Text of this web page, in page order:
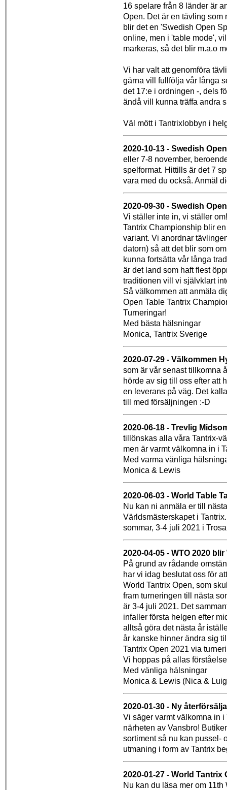
16 spelare från 8 länder är
Open. Det är en tävling som
blir det en 'Swedish Open
online, men i 'table mode',
markeras, så det blir m.a.o
Vi har valt att genomföra
gärna vill fullfölja vår långa
det 17:e i ordningen -, dels
ändå vill kunna träffa andra
Väl mött i Tantrixlobbyn i
2020-10-13 - Swedish
eller 7-8 november,
spelformat. Hittills är det 7
vara med du också. Anmäl
2020-09-30 - Swedish
Vi ställer inte in, vi ställer
Tantrix Championship blir
variant. Vi anordnar
datorn) så att det blir som
kunna fortsätta vår långa
är det land som haft flest
traditionen vill vi självklart
Så välkommen att anmäla
Open Table Tantrix
Turneringar!
Med bästa hälsningar
Monica, Tantrix Sverige
2020-07-29 - Välkommen
som är vår senast tillkomna
hörde av sig till oss efter att
en leverans på väg. Det
till med försäljningen :-D
2020-06-18 - Trevlig
tillönskas alla våra Tantrix-
men är varmt välkomna in i
Med varma vänliga
Monica & Lewis
2020-06-03 - World Table
Nu kan ni anmäla er till
Världsmästerskapet i
sommar, 3-4 juli 2021 i
2020-04-05 - WTO 2020 blir
På grund av rådande
har vi idag beslutat oss för
World Tantrix Open, som
fram turneringen till nästa
är 3-4 juli 2021. Det
infaller första helgen efter
alltså göra det nästa år
år kanske hinner ändra sig
Tantrix Open 2021 via
Vi hoppas på allas
Med vänliga hälsningar
Monica & Lewis (Nica &
2020-01-30 - Ny
Vi säger varmt välkomna in
närheten av Vansbro!
sortiment så nu kan pussel-
utmaning i form av Tantrix
2020-01-27 - World Tantrix
Nu kan du läsa mer om